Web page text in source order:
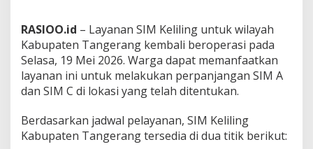
RASIOO.id – Layanan SIM Keliling untuk wilayah
Kabupaten Tangerang kembali beroperasi pada
Selasa, 19 Mei 2026. Warga dapat memanfaatkan
layanan ini untuk melakukan perpanjangan SIM A
dan SIM C di lokasi yang telah ditentukan.
Berdasarkan jadwal pelayanan, SIM Keliling
Kabupaten Tangerang tersedia di dua titik berikut: